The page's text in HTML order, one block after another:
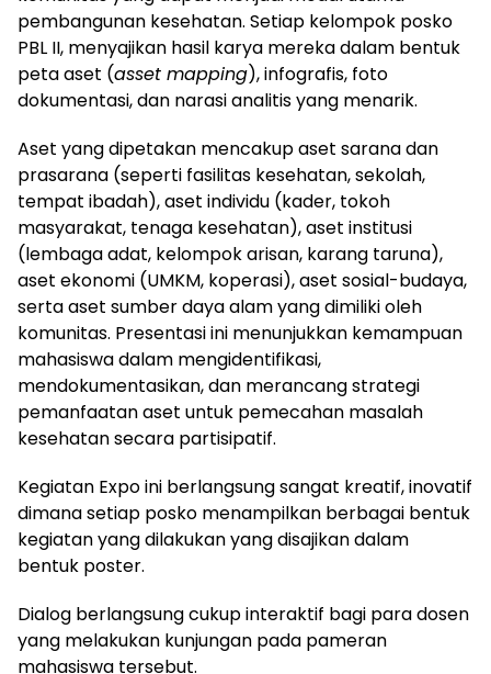
pembangunan kesehatan. Setiap kelompok posko
PBL II, menyajikan hasil karya mereka dalam bentuk
peta aset (asset mapping), infografis, foto
dokumentasi, dan narasi analitis yang menarik.
Aset yang dipetakan mencakup aset sarana dan
prasarana (seperti fasilitas kesehatan, sekolah,
tempat ibadah), aset individu (kader, tokoh
masyarakat, tenaga kesehatan), aset institusi
(lembaga adat, kelompok arisan, karang taruna),
aset ekonomi (UMKM, koperasi), aset sosial-budaya,
serta aset sumber daya alam yang dimiliki oleh
komunitas. Presentasi ini menunjukkan kemampuan
mahasiswa dalam mengidentifikasi,
mendokumentasikan, dan merancang strategi
pemanfaatan aset untuk pemecahan masalah
kesehatan secara partisipatif.
Kegiatan Expo ini berlangsung sangat kreatif, inovatif
dimana setiap posko menampilkan berbagai bentuk
kegiatan yang dilakukan yang disajikan dalam
bentuk poster.
Dialog berlangsung cukup interaktif bagi para dosen
yang melakukan kunjungan pada pameran
mahasiswa tersebut.